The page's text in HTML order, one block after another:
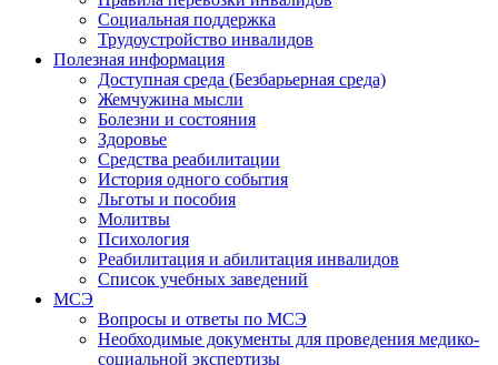
Социальная поддержка
Трудоустройство инвалидов
Полезная информация
Доступная среда (Безбарьерная среда)
Жемчужина мысли
Болезни и состояния
Здоровье
Средства реабилитации
История одного события
Льготы и пособия
Молитвы
Психология
Реабилитация и абилитация инвалидов
Список учебных заведений
МСЭ
Вопросы и ответы по МСЭ
Необходимые документы для проведения медико-
социальной экспертизы